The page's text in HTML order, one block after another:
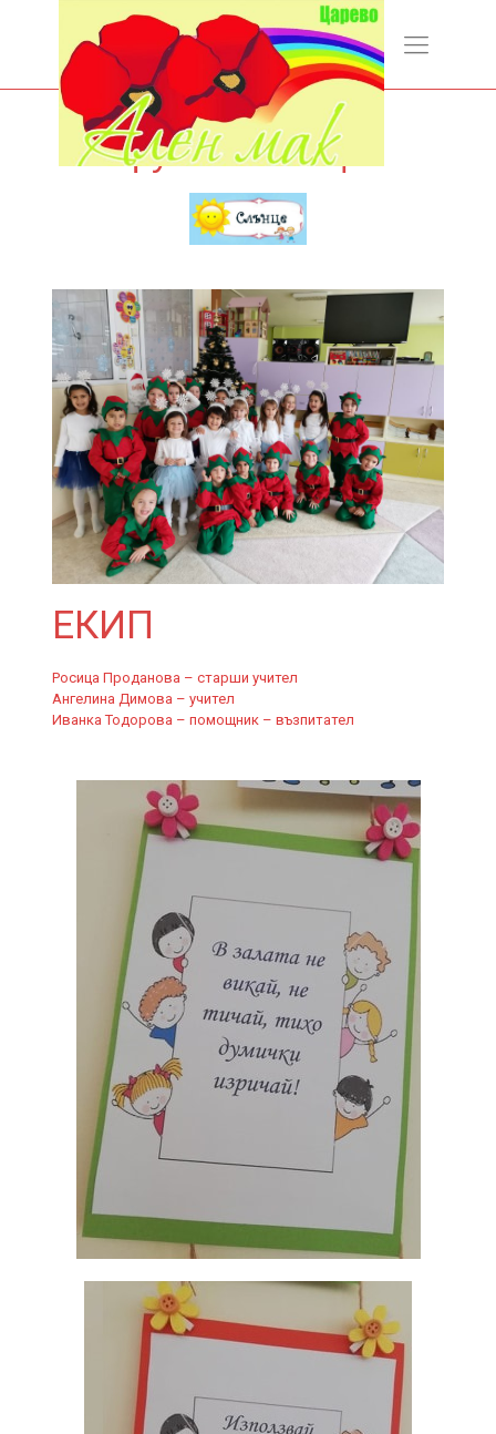
Слънце
Група "Слънце"
ЕКИП
Росица Проданова – старши учител
Ангелина Димова – учител
Иванка Тодорова – помощник – възпитател